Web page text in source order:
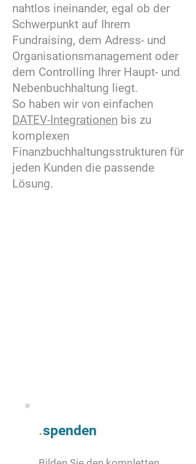
nahtlos ineinander, egal ob der
Schwerpunkt auf Ihrem
Fundraising, dem Adress- und
Organisationsmanagement oder
dem Controlling Ihrer Haupt- und
Nebenbuchhaltung liegt.
So haben wir von einfachen
DATEV-Integrationen bis zu
komplexen
Finanzbuchhaltungsstrukturen für
jeden Kunden die passende
Lösung.
.spenden